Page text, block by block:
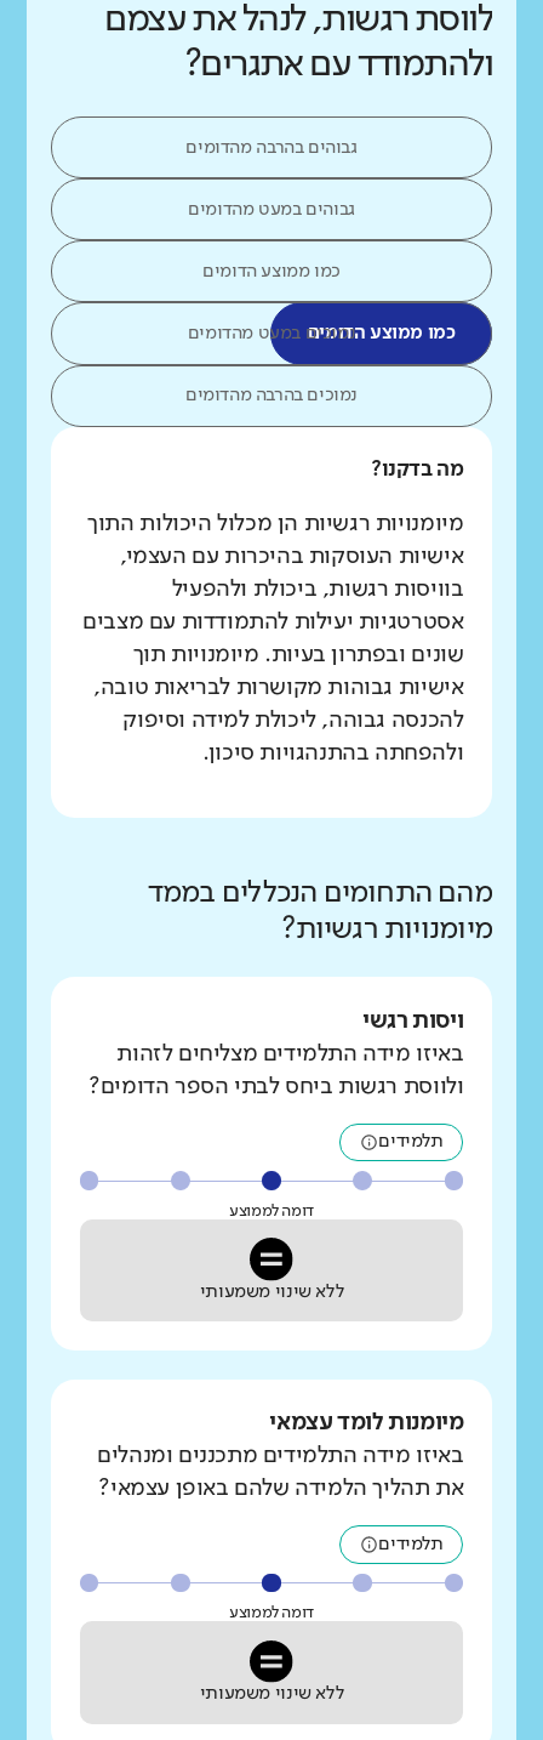
לווסת רגשות, לנהל את עצמם
ולהתמודד עם אתגרים?
גבוהים בהרבה מהדומים
גבוהים במעט מהדומים
כמו ממוצע הדומים
כמו ממוצע הדומיםנמוכים במעט מהדומים
נמוכים בהרבה מהדומים
מה בדקנו?
מיומנויות רגשיות הן מכלול היכולות התוך
אישיות העוסקות בהיכרות עם העצמי,
בוויסות רגשות, ביכולת ולהפעיל
אסטרטגיות יעילות להתמודדות עם מצבים
שונים ובפתרון בעיות. מיומנויות תוך
אישיות גבוהות מקושרות לבריאות טובה,
להכנסה גבוהה, ליכולת למידה וסיפוק
ולהפחתה בהתנהגויות סיכון.
מהם התחומים הנכללים בממד
מיומנויות רגשיות?
ויסות רגשי
באיזו מידה התלמידים מצליחים לזהות
ולווסת רגשות ביחס לבתי הספר הדומים?
תלמידים
דומה לממוצע
ללא שינוי משמעותי
מיומנות לומד עצמאי
באיזו מידה התלמידים מתכננים ומנהלים
את תהליך הלמידה שלהם באופן עצמאי?
תלמידים
דומה לממוצע
ללא שינוי משמעותי